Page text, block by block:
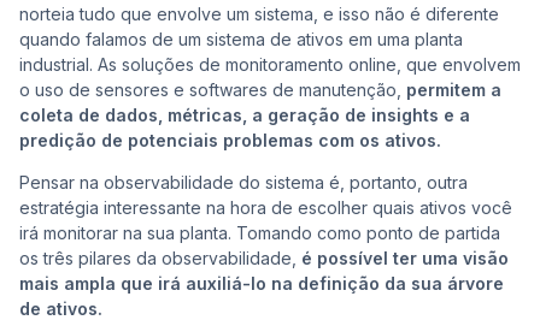
norteia tudo que envolve um sistema, e isso não é diferente
quando falamos de um sistema de ativos em uma planta
industrial. As soluções de monitoramento online, que envolvem
o uso de sensores e softwares de manutenção, permitem a
coleta de dados, métricas, a geração de insights e a
predição de potenciais problemas com os ativos.
Pensar na observabilidade do sistema é, portanto, outra
estratégia interessante na hora de escolher quais ativos você
irá monitorar na sua planta. Tomando como ponto de partida
os três pilares da observabilidade, é possível ter uma visão
mais ampla que irá auxiliá-lo na definição da sua árvore
de ativos.